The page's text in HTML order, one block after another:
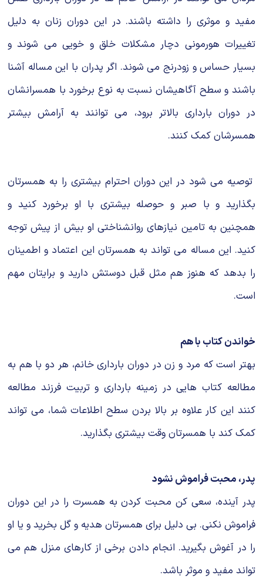
مفید و موثری را داشته باشند. در این دوران زنان به دلیل
تغییرات هورمونی دچار مشکلات خلق و خویی می شوند و
بسیار حساس و زودرنج می شوند. اگر پدران با این مساله آشنا
باشند و سطح آگاهیشان نسبت به نوع برخورد با همسرانشان
در دوران بارداری بالاتر برود، می توانند به آرامش بیشتر
همسرشان کمک کنند.
توصیه می شود در این دوران احترام بیشتری را به همسرتان
بگذارید و با صبر و حوصله بیشتری با او برخورد کنید و
همچنین به تامین نیازهای روانشناختی او بیش از پیش توجه
کنید. این مساله می تواند به همسرتان این اعتماد و اطمینان
را بدهد که هنوز هم مثل قبل دوستش دارید و برایتان مهم
است.
خواندن کتاب با هم
بهتر است که مرد و زن در دوران بارداری خانم، هر دو با هم به
مطالعه کتاب هایی در زمینه بارداری و تربیت فرزند مطالعه
کنند این کار علاوه بر بالا بردن سطح اطلاعات شما، می تواند
کمک کند با همسرتان وقت بیشتری بگذارید.
پدر، محبت فراموش نشود
پدر آینده، سعی کن محبت کردن به همسرت را در این دوران
فراموش نکنی. بی دلیل برای همسرتان هدیه و گل بخرید و یا او
را در آغوش بگیرید. انجام دادن برخی از کارهای منزل هم می
تواند مفید و موثر باشد.